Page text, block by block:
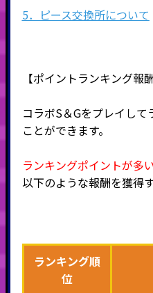
5．ピース交換所について
【ポイントランキング報酬
コラボS＆Gをプレイし
ことができます。
ランキングポイントが多
以下のような報酬を獲得
ランキング順
位